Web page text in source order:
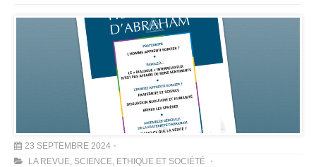
23 SEPTEMBRE 2024
LA REVUE, SCIENCE, ETHIQUE ET SOCIÉTÉ